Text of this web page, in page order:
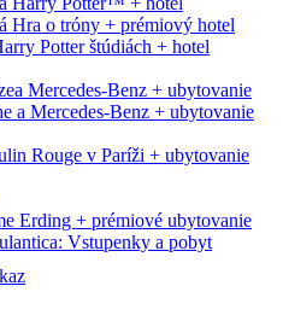
Hra o tróny + prémiový hotel
Potter štúdiách + hotel
Mercedes-Benz + ubytovanie
a Mercedes-Benz + ubytovanie
Rouge v Paríži + ubytovanie
Erding + prémiové ubytovanie
Vstupenky a pobyt